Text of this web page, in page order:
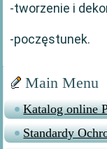
-tworzenie i
-poczęstunek.
Main Menu
Katalog online
Standardy